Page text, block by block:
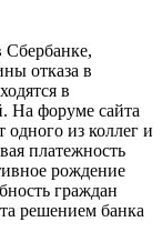
отказа в
в
На форуме сайта
одного из коллег и
платежность
рождение
граждан
решением банка